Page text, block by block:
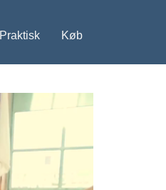
Praktisk Køb